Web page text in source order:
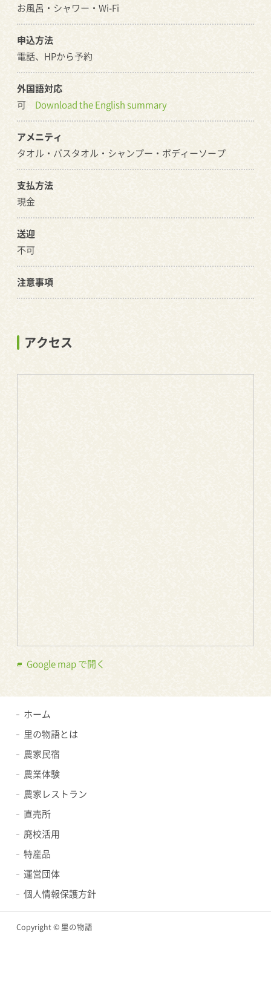
お風呂・シャワー・Wi-Fi
申込方法
電話、HPから予約
外国語対応
可 Download the English summary
アメニティ
タオル・バスタオル・シャンプー・ボディーソープ
支払方法
現金
送迎
不可
注意事項
アクセス
Google map で開く
ホーム
里の物語とは
農家民宿
農業体験
農家レストラン
直売所
廃校活用
特産品
運営団体
個人情報保護方針
Copyright © 里の物語